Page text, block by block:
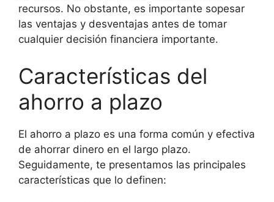
recursos. No obstante, es importante sopesar
las ventajas y desventajas antes de tomar
cualquier decisión financiera importante.
Características del
ahorro a plazo
El ahorro a plazo es una forma común y efectiva
de ahorrar dinero en el largo plazo.
Seguidamente, te presentamos las principales
características que lo definen: